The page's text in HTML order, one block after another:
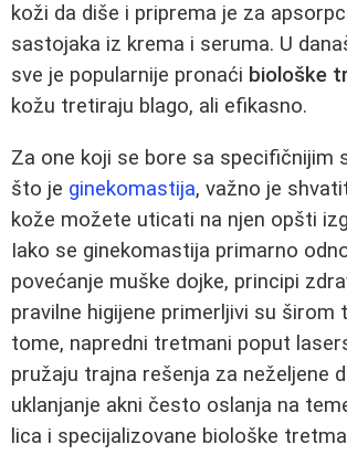
koži da diše i priprema je za
sastojaka iz krema i seruma. U
sve je popularnije pronaći biološke
kožu tretiraju blago, ali efikasno.
Za one koji se bore sa specifičnijim
što je ginekomastija, važno je
kože možete uticati na njen opšti
Iako se ginekomastija primarno
povećanje muške dojke, principi
pravilne higijene primerljivi su širom
tome, napredni tretmani poput
pružaju trajna rešenja za neželjene
uklanjanje akni često oslanja na
lica i specijalizovane biološke